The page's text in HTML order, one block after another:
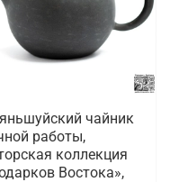
чайник
работы,
коллекция
Востока»,